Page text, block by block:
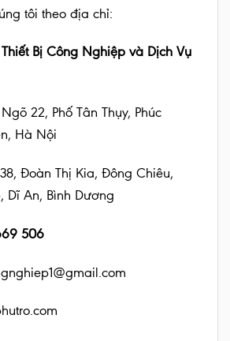
tôi theo địa chỉ:
Bị Công Nghiệp và Dịch Vụ
22, Phố Tân Thụy, Phúc
Hà Nội
Đoàn Thị Kia, Đông Chiêu,
Dĩ An, Bình Dương
506